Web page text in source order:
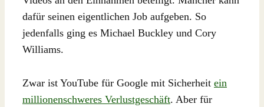
dafür seinen eigentlichen Job aufgeben. So
jedenfalls ging es Michael Buckley und Cory
Williams.
Zwar ist YouTube für Google mit Sicherheit ein
millionenschweres Verlustgeschäft. Aber für